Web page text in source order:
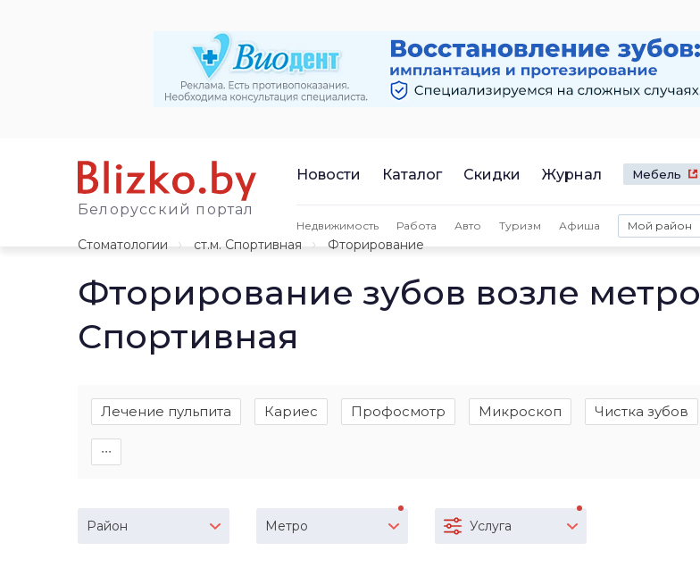
Белорусский портал
Новости Каталог Скидки Журнал Мебель
Недвижимость Работа Авто Туризм Афиша Мой район
Стоматологии
ст.м. Спортивная Фторирование
Фторирование зубов возле метро
Спортивная
Лечение пульпита Кариес Профосмотр Микроскоп Чистка зубов
∙∙∙
Район Метро Услуга